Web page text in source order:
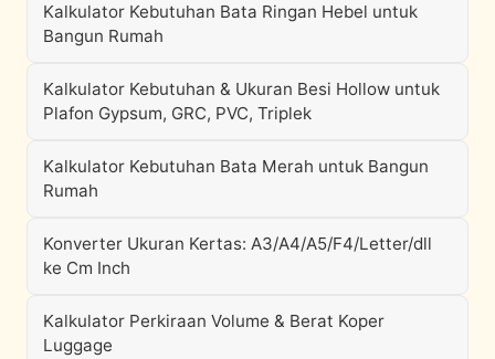
Kalkulator Kebutuhan Bata Ringan Hebel untuk
Bangun Rumah
Kalkulator Kebutuhan & Ukuran Besi Hollow untuk
Plafon Gypsum, GRC, PVC, Triplek
Kalkulator Kebutuhan Bata Merah untuk Bangun
Rumah
Konverter Ukuran Kertas: A3/A4/A5/F4/Letter/dll
ke Cm Inch
Kalkulator Perkiraan Volume & Berat Koper
Luggage